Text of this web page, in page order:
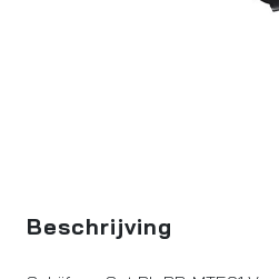
Beschrijving